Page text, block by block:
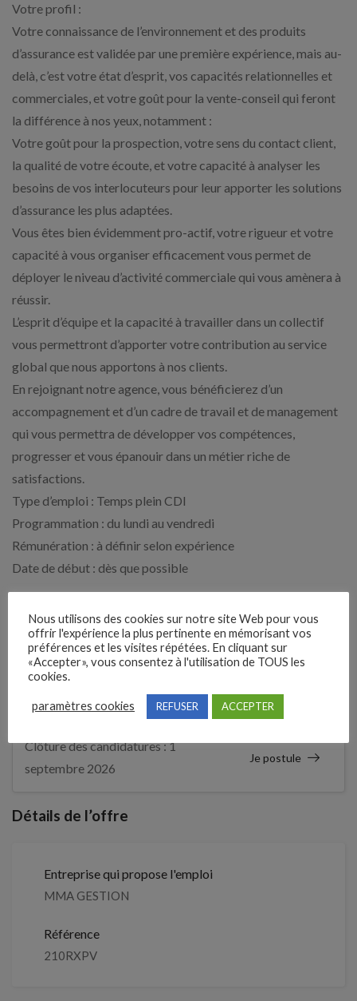
Votre profil :
Votre connaissance de l’environnement et des produits
d’assurance est validée par une première expérience, mais au-
delà, c’est votre état d’esprit, vos capacités relationnelles et
commerciales, et votre goût pour la vente-conseil qui feront
la différence à nos yeux, notamment :
Votre goût pour la prospection, votre sens du contact client,
la qualité de votre écoute, et votre capacité à analyser les
besoins de vos interlocuteurs pour leur apporter les solutions
d’assurance les plus adaptées.
Vous êtes bien évidemment pro-actif, votre rigueur et votre
capacité à vous organiser efficacement vous permet de
déployer le niveau d’activité commerciale qui vous amènera à
réussir.
L’esprit d’équipe et la capacité à travailler dans un collectif
vous permettront d’apporter votre contribution au service
global que nous apportons à nos clients.
En rejoignant notre agence, vous bénéficierez d’un
accompagnement et d’un cadre de travail et de management
qui vous permettra de développer vos compétences,
progresser et vous épanouir dans un métier riche de
satisfactions.
Type d’emploi : Temps plein CDI
Programmation : du lundi au vendredi
Rémunération : à définir selon expérience
Date de début : dès que possible
Expérience demandée
24 Mois
Il y a1 mois
Clôture des candidatures : 1
septembre 2026
Je postule
Détails de l’offre
Entreprise qui propose l'emploi
MMA GESTION
Référence
210RXPV
Nous utilisons des cookies sur notre site Web pour vous
offrir l'expérience la plus pertinente en mémorisant vos
préférences et les visites répétées. En cliquant sur
«Accepter», vous consentez à l'utilisation de TOUS les
cookies.
paramètres cookies REFUSER ACCEPTER